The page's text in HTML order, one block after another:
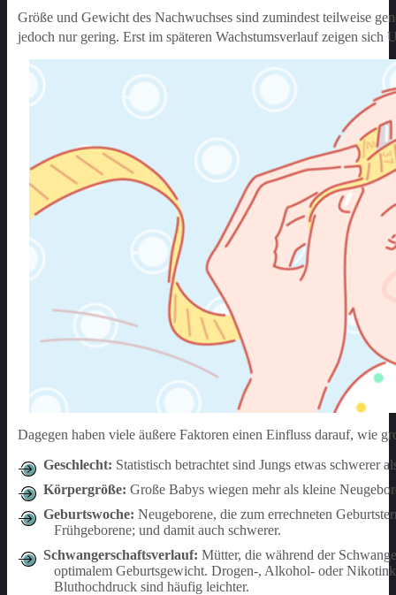
Größe und Gewicht des Nachwuchses sind zumindest teilweise
jedoch nur gering. Erst im späteren Wachstumsverlauf zeigen
Dagegen haben viele äußere Faktoren einen Einfluss darauf, wie
Geschlecht: Statistisch betrachtet sind Jungs etwas schwerer
Körpergröße: Große Babys wiegen mehr als kleine
Geburtswoche: Neugeborene, die zum errechneten
Frühgeborene; und damit auch schwerer.
Schwangerschaftsverlauf: Mütter, die während der
optimalem Geburtsgewicht. Drogen-, Alkohol- oder
Bluthochdruck sind häufig leichter.